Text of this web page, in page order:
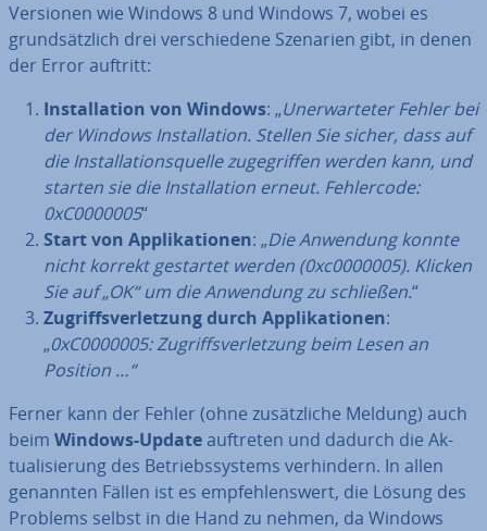
Versionen wie Windows 8 und Windows 7, wobei es
grund­sätz­lich drei ver­schie­de­ne Szenarien gibt, in denen
der Error auftritt:
In­stal­la­ti­on von Windows: „Un­er­war­te­ter Fehler bei
der Windows In­stal­la­ti­on. Stellen Sie sicher, dass auf
die In­stal­la­ti­ons­quel­le zu­ge­grif­fen werden kann, und
starten sie die In­stal­la­ti­on erneut. Feh­ler­code:
0xC0000005“
Start von Ap­pli­ka­tio­nen: „Die Anwendung konnte
nicht korrekt gestartet werden (0xc0000005). Klicken
Sie auf „OK“ um die Anwendung zu schließen.“
Zu­griffs­ver­let­zung durch Ap­pli­ka­tio­nen:
„0xC0000005: Zu­griffs­ver­let­zung beim Lesen an
Position …“
Ferner kann der Fehler (ohne zu­sätz­li­che Meldung) auch
beim Windows-Updateauftreten und dadurch die Ak­
tua­li­sie­rung des Be­triebs­sys­tems ver­hin­dern. In allen
genannten Fällen ist es emp­feh­lens­wert, die Lösung des
Problems selbst in die Hand zu nehmen, da Windows